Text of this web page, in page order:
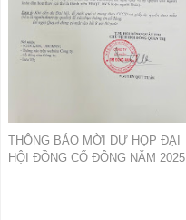
THÔNG BÁO MỜI DỰ HỌP ĐẠI
HỘI ĐỒNG CỔ ĐÔNG NĂM 2025